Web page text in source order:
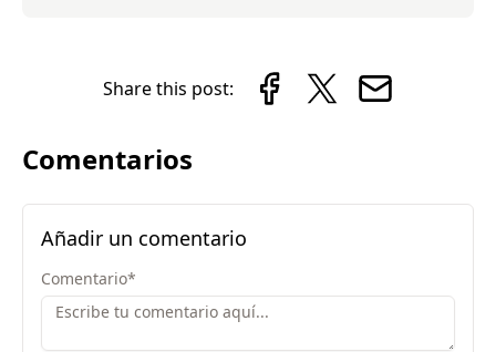
Share this post:
Comentarios
Añadir un comentario
Comentario*